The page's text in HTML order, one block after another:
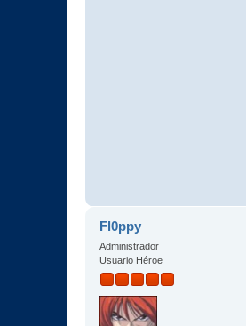
Fl0ppy
Administrador
Usuario Héroe